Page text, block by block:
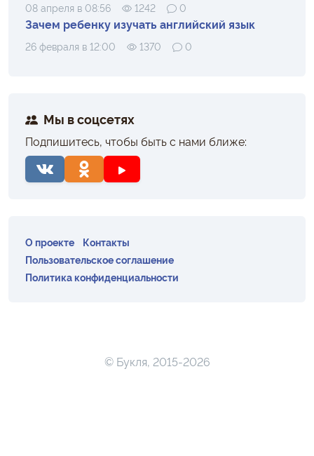
08 апреля в 08:56 1242 0
Зачем ребенку изучать английский язык
26 февраля в 12:00 1370 0
Мы в соцсетях
Подпишитесь, чтобы быть с нами ближе:
О проекте
Контакты
Пользовательское соглашение
Политика конфиденциальности
© Букля, 2015-2026